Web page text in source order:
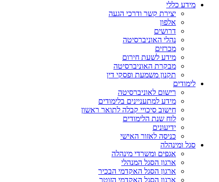
מידע כללי
יצירת קשר ודרכי הגעה
אלפון
דרושים
נהלי האוניברסיטה
מכרזים
מידע לשעת חירום
מבקרת האוניברסיטה
תקנון משמעת ופסקי דין
לימודים
רישום לאוניברסיטה
מידע למתעניינים בלימודים
חישוב סיכויי קבלה לתואר ראשון
לוח שנת הלימודים
ידיעונים
כניסה לאזור האישי
סגל ומינהלה
אגפים ומשרדי מינהלה
ארגון הסגל המנהלי
ארגון הסגל האקדמי הבכיר
ארגון הסגל האקדמי הזוטר